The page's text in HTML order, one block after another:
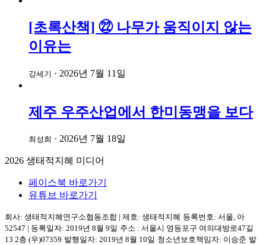
[초록산책] ㉒ 나무가 움직이지 않는
이유는
강세기 · 2026년 7월 11일
제주 우주산업에서 한미동맹을 보다
최성희 · 2026년 7월 18일
2026 생태적지혜 미디어
페이스북 바로가기
유튜브 바로가기
회사: 생태적지혜연구소협동조합 | 제호: 생태적지혜 등록번호: 서울, 아
52547 | 등록일자: 2019년 8월 9일 주소 : 서울시 영등포구 여의대방로47길
13 2층 (우)07359 발행일자: 2019년 8월 10일 청소년보호책임자: 이승준 발